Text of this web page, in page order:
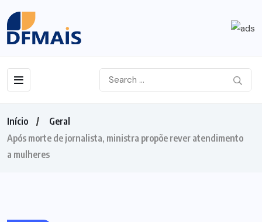
Início
Geral
Após morte de jornalista, ministra propõe rever atendimento
a mulheres